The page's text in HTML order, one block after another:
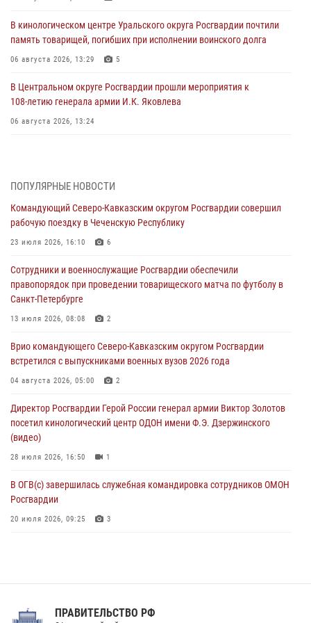
В кинологическом центре Уральского округа Росгвардии почтили
память товарищей, погибших при исполнении воинского долга
06 августа 2026, 13:29 5
В Центральном округе Росгвардии прошли мероприятия к
108‑летию генерала армии И.К. Яковлева
06 августа 2026, 13:24
06 августа 2026, 12:35 1
Росгвардейцы провели выставку вооружения для участников сбора
«Гвардеец» в Пензе (видео)
06 августа 2026, 12:00
В Курске росгвардейцы приняли участие в митинге, посвященном
второй годовщине вторжения ВСУ на территорию области
06 августа 2026, 11:56
угрожавшего подростку травматическим пистолетом
06 августа 2026, 11:33
крупная нарколаборатория
ПОПУЛЯРНЫЕ НОВОСТИ
Командующий Северо-Кавказским округом Росгвардии совершил
рабочую поездку в Чеченскую Республику
23 июля 2026, 16:10 6
Сотрудники и военнослужащие Росгвардии обеспечили
правопорядок при проведении товарищеского матча по футболу в
Санкт-Петербурге
13 июля 2026, 08:08 2
Врио командующего Северо-Кавказским округом Росгвардии
встретился с выпускниками военных вузов 2026 года
04 августа 2026, 05:00 2
Директор Росгвардии Герой России генерал армии Виктор Золотов
посетил кинологический центр ОДОН имени Ф.Э. Дзержинского
(видео)
28 июля 2026, 16:50 1
В ОГВ(с) завершилась служебная командировка сотрудников ОМОН
Росгвардии
20 июля 2026, 09:25 3
ПРАВИТЕЛЬСТВО РФ